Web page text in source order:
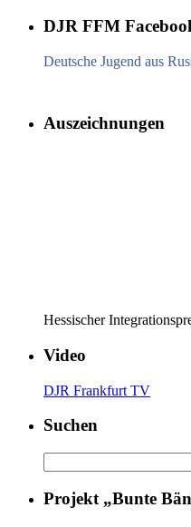
DJR FFM
Deutsche Jugend aus
Auszeichnungen
Hessischer
Video
DJR Frankfurt TV
Suchen
nach:
Projekt „Bunte